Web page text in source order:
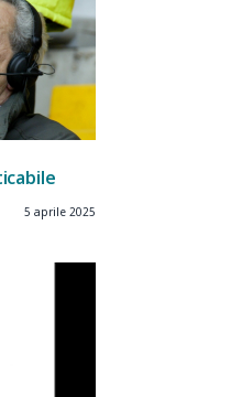
5 aprile 2025